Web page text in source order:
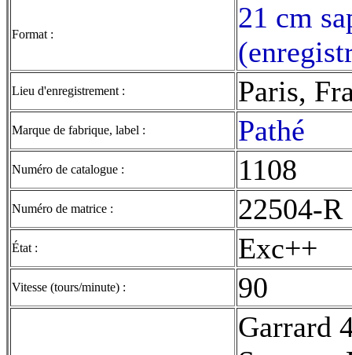
Format :
21 cm
Lieu d'enregistrement : Paris,
Marque de fabrique, label : Pathé
Numéro de catalogue : 1108
Numéro de matrice : 22504-R
État : Exc++
Vitesse (tours/minute) : 90
Garrard